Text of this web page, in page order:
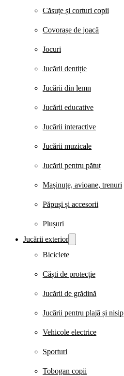
Căsuțe și corturi copii
Covorașe de joacă
Jocuri
Jucării dentiție
Jucării din lemn
Jucării educative
Jucării interactive
Jucării muzicale
Jucării pentru pătuț
Mașinuțe, avioane, trenuri
Păpuși și accesorii
Plușuri
Jucării exterior
Biciclete
Căști de protecție
Jucării de grădină
Jucării pentru plajă și nisip
Vehicole electrice
Sporturi
Tobogan copii